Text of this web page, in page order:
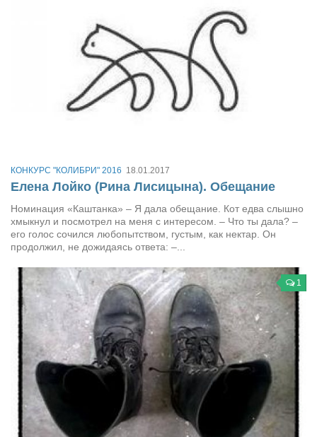
Ольга Чикина
Бизнес-партнёры
Здоровье
Врач психиатр–нарколог Анплеев А.Б.
Оптика — Медтехника
Тенториум -центр независимых дистрибьюторов
Кафе, клубы, рестораны
«Винегрет» — демократичный ресторан
«ЧАЙ — КАВА» магазин — кафе
Магазины
«CYCLE GARAGE» — магазин велосипедов
«Книголюб» — супермаркет
Багетный двор
МАГАЗИН СТИХОВ НА ЗАКАЗ
«Павел» — магазин мужской одежды
КОНКУРС "КОЛИБРИ" 2016 18.01.2017
Елена Лойко (Рина Лисицына). Обещание
Номинация «Каштанка» – Я дала обещание. Кот едва слышно
хмыкнул и посмотрел на меня с интересом. – Что ты дала? –
его голос сочился любопытством, густым, как нектар. Он
продолжил, не дожидаясь ответа: –...
1